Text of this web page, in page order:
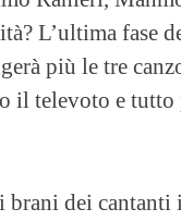
L’ultima fase
più le tre
il televoto e tutto
dei cantanti